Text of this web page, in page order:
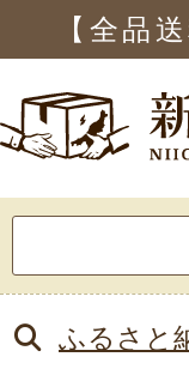
【全品
索:
ふるさと